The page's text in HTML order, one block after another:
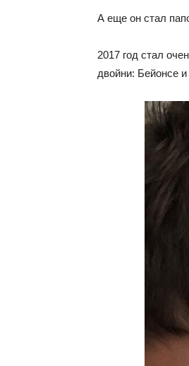
А еще он стал
2017 год стал
двойни: Бейонсе